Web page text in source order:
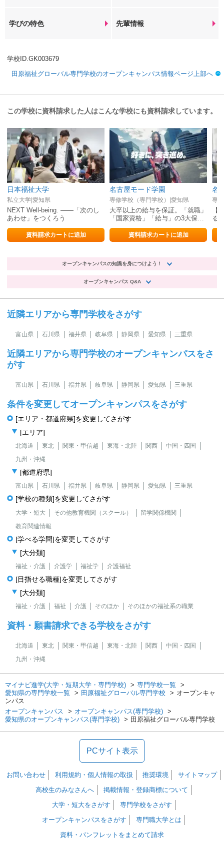
学びの特色 先輩情報
学校ID.GK003679
田原福祉グローバル専門学校のオープンキャンパス情報ページ上部へ
この学校に資料請求した人はこんな学校にも資料請求しています。
日本福祉大学
私立大学|愛知県
NEXT Well-being. ——「次のし
あわせ」をつくろう
資料請求カートに追加
名古屋モード学園
専修学校（専門学校）|愛知県
大卒以上の給与を保証。「就職」
「国家資格」「給与」の3大保証
は自信の証明。
資料請求カートに追加
名
専
【
る
オープンキャンパスの知識を身につけよう！
オープンキャンパス Q&A
近隣エリアから専門学校をさがす
富山県 石川県 福井県 岐阜県 静岡県 愛知県 三重県
近隣エリアから専門学校のオープンキャンパスをさ
がす
富山県 石川県 福井県 岐阜県 静岡県 愛知県 三重県
条件を変更してオープンキャンパスをさがす
[エリア・都道府県]を変更してさがす
[エリア]
北海道 東北 関東・甲信越 東海・北陸 関西
中国・四国
九州・沖縄
[都道府県]
富山県 石川県 福井県 岐阜県 静岡県 愛知県 三重県
[学校の種類]を変更してさがす
大学・短大 その他教育機関（スクール）
留学関係機関
教育関連情報
[学べる学問]を変更してさがす
[大分類]
福祉・介護 介護学 福祉学 介護福祉
[目指せる職種]を変更してさがす
[大分類]
福祉・介護 福祉 介護 そのほか そのほかの福祉系の職業
資料・願書請求できる学校をさがす
北海道 東北 関東・甲信越 東海・北陸 関西
中国・四国
九州・沖縄
マイナビ進学(大学・短期大学・専門学校)
専門学校一覧
愛知県の専門学校一覧
田原福祉グローバル専門学校
オープンキャ
ンパス
オープンキャンパス
オープンキャンパス(専門学校)
愛知県のオープンキャンパス(専門学校)
田原福祉グローバル専門学校
PCサイト表示
お問い合わせ 利用規約・個人情報の取扱 推奨環境
サイトマップ
高校生のみなさんへ
掲載情報・登録商標について
大学・短大をさがす
専門学校をさがす
オープンキャンパスをさがす
専門職大学とは
資料・パンフレットをまとめて請求